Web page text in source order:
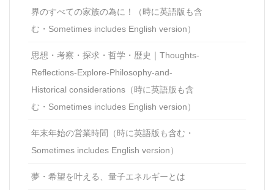
界のすべての家族の為に！（時に英語版も含
む・Sometimes includes English version）
思想・考察・探求・哲学・歴史｜Thoughts-
Reflections-Explore-Philosophy-and-
Historical considerations（時に英語版も含
む・Sometimes includes English version）
年末年始の営業時間（時に英語版も含む・
Sometimes includes English version）
夢・希望を叶える、量子エネルギーとは